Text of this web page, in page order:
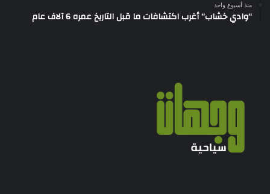
منذ أسبوع واحد
“وادي خشاب” أغرب اكتشافات ما قبل التاريخ عمره 6 آلاف عام